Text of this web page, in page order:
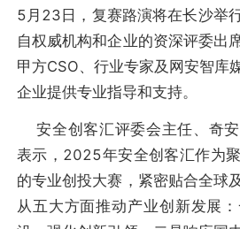
5月23日，复赛路演将在长沙举
自权威机构和企业的资深评委出
甲方CSO、行业专家及网安智库
企业提供专业指导和支持。
安全创客汇评委会主任、奇
表示，2025年安全创客汇作为
的专业创投大赛，紧密贴合全球
从五大方面推动产业创新发展